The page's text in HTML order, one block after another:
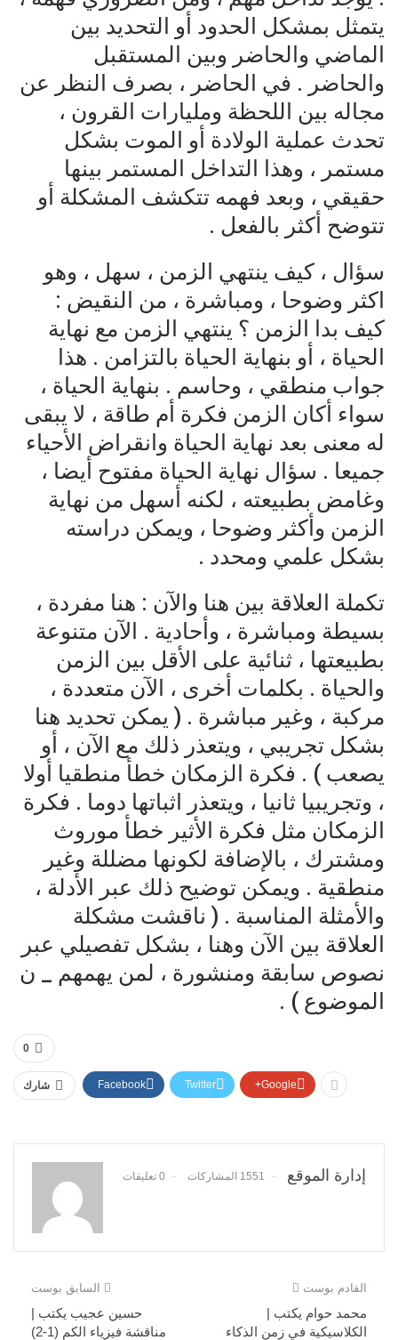
يتمثل بمشكل الحدود أو التحديد بين
الماضي والحاضر وبين المستقبل
والحاضر . في الحاضر ، بصرف النظر عن
مجاله بين اللحظة ومليارات القرون ،
تحدث عملية الولادة أو الموت بشكل
مستمر ، وهذا التداخل المستمر بينها
حقيقي ، وبعد فهمه تتكشف المشكلة أو
تتوضح أكثر بالفعل .
سؤال ، كيف ينتهي الزمن ، سهل ، وهو
اكثر وضوحا ، ومباشرة ، من النقيض :
كيف بدا الزمن ؟ ينتهي الزمن مع نهاية
الحياة ، أو بنهاية الحياة بالتزامن . هذا
جواب منطقي ، وحاسم . بنهاية الحياة ،
سواء أكان الزمن فكرة أم طاقة ، لا يبقى
له معنى بعد نهاية الحياة وانقراض الأحياء
جميعا . سؤال نهاية الحياة مفتوح أيضا ،
وغامض بطبيعته ، لكنه أسهل من نهاية
الزمن وأكثر وضوحا ، ويمكن دراسته
بشكل علمي ومحدد .
تكملة العلاقة بين هنا والآن : هنا مفردة ،
بسيطة ومباشرة ، وأحادية . الآن متنوعة
بطبيعتها ، ثنائية على الأقل بين الزمن
والحياة . بكلمات أخرى ، الآن متعددة ،
مركبة ، وغير مباشرة . ( يمكن تحديد هنا
بشكل تجريبي ، ويتعذر ذلك مع الآن ، أو
يصعب ) . فكرة الزمكان خطأ منطقيا أولا
، وتجريبيا ثانيا ، ويتعذر اثباتها دوما . فكرة
الزمكان مثل فكرة الأثير خطأ موروث
ومشترك ، بالإضافة لكونها مضللة وغير
منطقية . ويمكن توضيح ذلك عبر الأدلة ،
والأمثلة المناسبة . ( ناقشت مشكلة
العلاقة بين الآن وهنا ، بشكل تفصيلي عبر
نصوص سابقة ومنشورة ، لمن يهمهم _ ن
الموضوع ) .
0
شارك Facebook Twitter Google+
إدارة الموقع 1551 المشاركات 0 تعليقات
السابق بوست
حسين عجيب يكتب |
مناقشة فيزياء الكم (1-2)
القادم بوست
محمد حوام يكتب |
الكلاسيكية في زمن الذكاء